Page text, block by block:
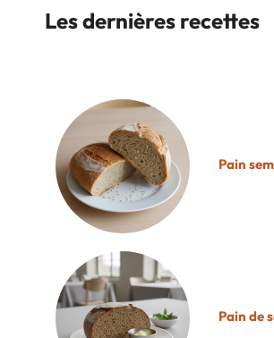
Les dernières recettes
Pain
Pain de